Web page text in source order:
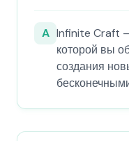
A Infinite Craft
которой вы
создания